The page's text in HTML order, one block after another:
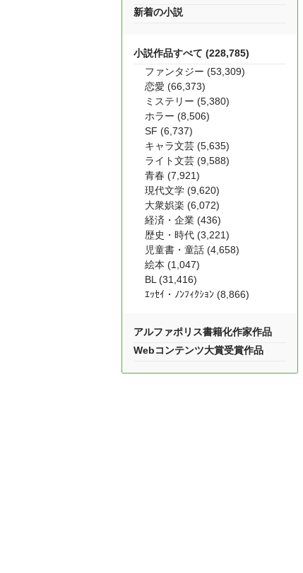
新着の小説
小説作品すべて (228,785)
ファンタジー (53,309)
恋愛 (66,373)
ミステリー (5,380)
ホラー (8,506)
SF (6,737)
キャラ文芸 (5,635)
ライト文芸 (9,588)
青春 (7,921)
現代文学 (9,620)
大衆娯楽 (6,072)
経済・企業 (436)
歴史・時代 (3,221)
児童書・童話 (4,658)
絵本 (1,047)
BL (31,416)
ｴｯｾｲ・ﾉﾝﾌｨｸｼｮﾝ (8,866)
アルファポリス書籍化作家作品
Webコンテンツ大賞受賞作品